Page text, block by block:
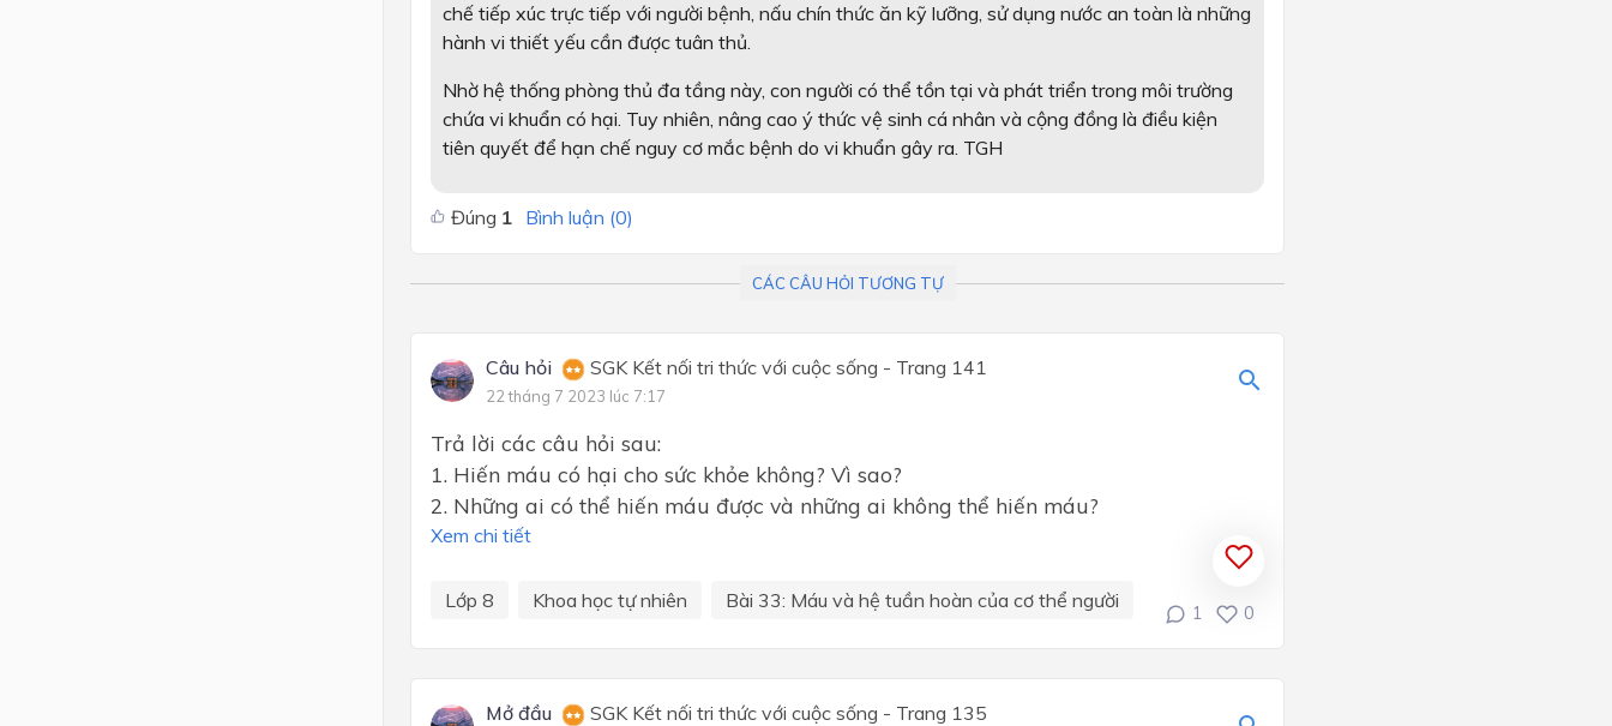
chế tiếp xúc trực tiếp với người bệnh, nấu chín thức ăn kỹ lưỡng, sử dụng nước an toàn là những
hành vi thiết yếu cần được tuân thủ.
Nhờ hệ thống phòng thủ đa tầng này, con người có thể tồn tại và phát triển trong môi trường
chứa vi khuẩn có hại. Tuy nhiên, nâng cao ý thức vệ sinh cá nhân và cộng đồng là điều kiện
tiên quyết để hạn chế nguy cơ mắc bệnh do vi khuẩn gây ra. TGH
Đúng 1 Bình luận (0)
CÁC CÂU HỎI TƯƠNG TỰ
Câu hỏi SGK Kết nối tri thức với cuộc sống - Trang 141
22 tháng 7 2023 lúc 7:17
Trả lời các câu hỏi sau:
1. Hiến máu có hại cho sức khỏe không? Vì sao?
2. Những ai có thể hiến máu được và những ai không thể hiến máu?
Xem chi tiết
Lớp 8 Khoa học tự nhiên Bài 33: Máu và hệ tuần hoàn của cơ thể người
1 0
Mở đầu SGK Kết nối tri thức với cuộc sống - Trang 135